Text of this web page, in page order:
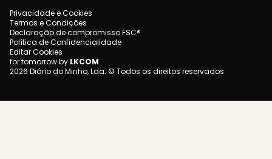
Privacidade e Cookies
Termos e Condições
Declaração de compromisso FSC®
Política de Confidencialidade
Editar Cookies
for tomorrow by LKCOM
2026 Diário do Minho, Lda. © Todos os direitos reservados